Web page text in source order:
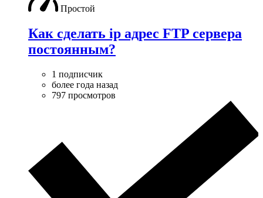
Простой
Как сделать ip адрес FTP сервера
постоянным?
1 подписчик
более года назад
797 просмотров